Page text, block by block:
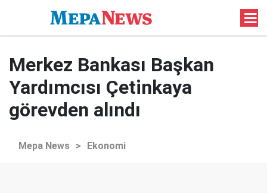
Merkez Bankası Başkan
Yardımcısı Çetinkaya
görevden alındı
Mepa News > Ekonomi